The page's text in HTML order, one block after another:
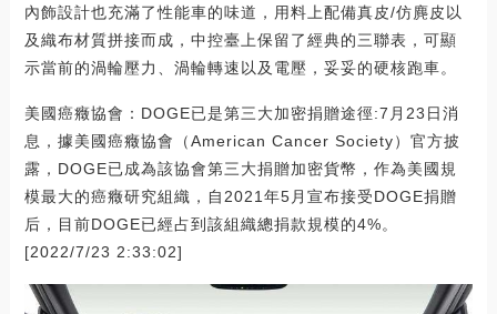
內飾設計也充滿了性能車的味道，用料上配備真皮/仿麂皮以
及織布材質拼接而成，中控臺上保留了經典的三聯表，可顯
示當前的渦輪壓力、渦輪轉速以及電壓，妥妥的硬核跑車。
美國癌癥協會：DOGE已是第三大加密捐贈途徑:7月23日消
息，據美國癌癥協會（American Cancer Society）官方披
露，DOGE已成為該協會第三大捐贈加密貨幣，作為美國規
模最大的癌癥研究組織，自2021年5月宣布接受DOGE捐贈
后，目前DOGE已經占到該組織總捐款規模的4%。
[2022/7/23 2:33:02]